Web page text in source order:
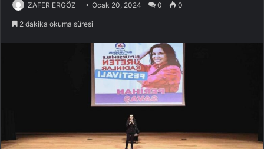
ZAFER ERGÖZ Ocak 20, 2024 0 0
2 dakika okuma süresi